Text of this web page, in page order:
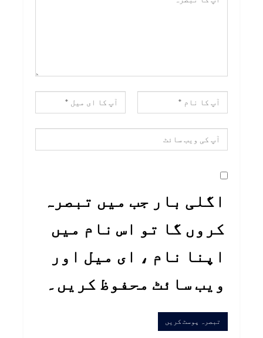
اگلی بار جب میں تبصرہ
کروں گا تو اس نام میں
اپنا نام ، ای میل اور
ویب سائٹ محفوظ کریں۔